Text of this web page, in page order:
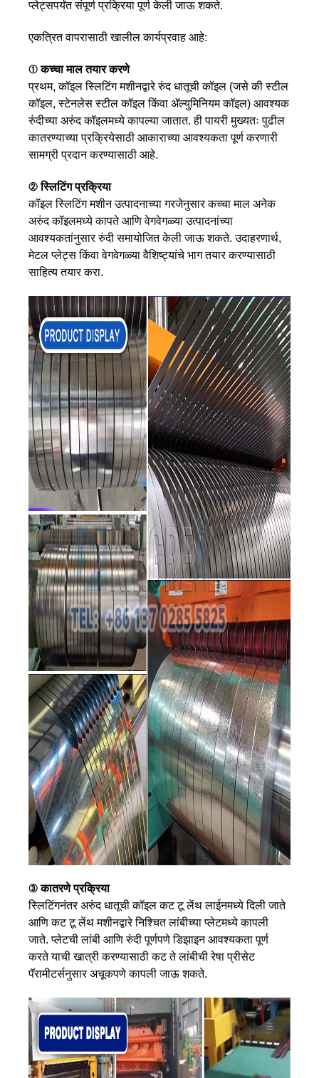
प्लेट्सपर्यंत संपूर्ण प्रक्रिया पूर्ण केली जाऊ शकते.
एकत्रित वापरासाठी खालील कार्यप्रवाह आहे:
① कच्चा माल तयार करणे
प्रथम, कॉइल स्लिटिंग मशीनद्वारे रुंद धातूची कॉइल (जसे की स्टील
कॉइल, स्टेनलेस स्टील कॉइल किंवा ॲल्युमिनियम कॉइल) आवश्यक
रुंदीच्या अरुंद कॉइलमध्ये कापल्या जातात. ही पायरी मुख्यतः पुढील
कातरण्याच्या प्रक्रियेसाठी आकाराच्या आवश्यकता पूर्ण करणारी
सामग्री प्रदान करण्यासाठी आहे.
② स्लिटिंग प्रक्रिया
कॉइल स्लिटिंग मशीन उत्पादनाच्या गरजेनुसार कच्चा माल अनेक
अरुंद कॉइलमध्ये कापते आणि वेगवेगळ्या उत्पादनांच्या
आवश्यकतांनुसार रुंदी समायोजित केली जाऊ शकते. उदाहरणार्थ,
मेटल प्लेट्स किंवा वेगवेगळ्या वैशिष्ट्यांचे भाग तयार करण्यासाठी
साहित्य तयार करा.
③ कातरणे प्रक्रिया
स्लिटिंगनंतर अरुंद धातूची कॉइल कट टू लेंथ लाईनमध्ये दिली जाते
आणि कट टू लेंथ मशीनद्वारे निश्चित लांबीच्या प्लेटमध्ये कापली
जाते. प्लेटची लांबी आणि रुंदी पूर्णपणे डिझाइन आवश्यकता पूर्ण
करते याची खात्री करण्यासाठी कट ते लांबीची रेषा प्रीसेट
पॅरामीटर्सनुसार अचूकपणे कापली जाऊ शकते.